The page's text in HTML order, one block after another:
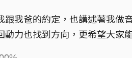
跟我爸的約定，也講述著我做
動力也找到方向，更希望大家